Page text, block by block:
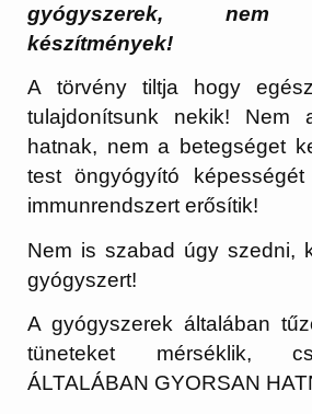
gyógyszerek, nem
készítmények!
A törvény tiltja hogy
tulajdonítsunk nekik! Nem
hatnak, nem a betegséget
test öngyógyító
immunrendszert erősítik!
Nem is szabad úgy szedni,
gyógyszert!
A gyógyszerek általában
tüneteket mérséklik,
ÁLTALÁBAN GYORSAN